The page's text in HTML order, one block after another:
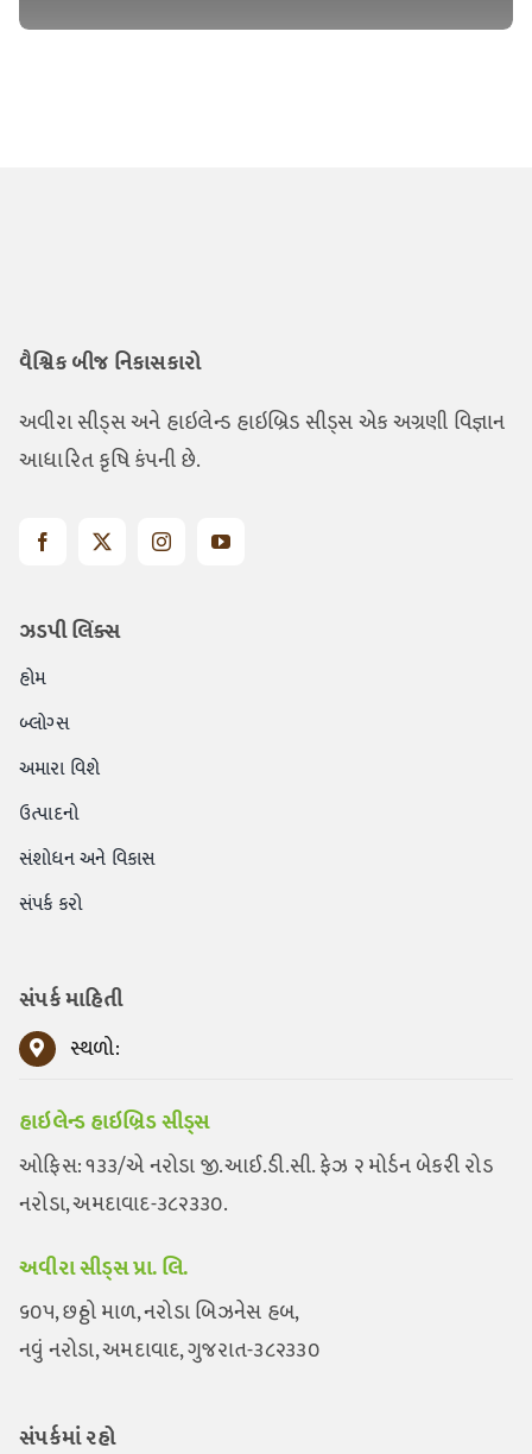
વૈશ્વિક બીજ નિકાસકારો
અવીરા સીડ્સ અને હાઇલેન્ડ હાઇબ્રિડ સીડ્સ એક અગ્રણી વિજ્ઞાન
આધારિત કૃષિ કંપની છે.
ઝડપી લિંક્સ
હોમ
બ્લોગ્સ
અમારા વિશે
ઉત્પાદનો
સંશોધન અને વિકાસ
સંપર્ક કરો
સંપર્ક માહિતી
સ્થળો:
હાઇલેન્ડ હાઇબ્રિડ સીડ્સ
ઓફિસ: ૧૩૩/એ નરોડા જી.આઈ.ડી.સી. ફેઝ ૨ મોર્ડન બેકરી રોડ
નરોડા, અમદાવાદ-૩૮૨૩૩૦.
અવીરા સીડ્સ પ્રા. લિ.
૬૦૫, છઠ્ઠો માળ, નરોડા બિઝનેસ હબ,
નવું નરોડા, અમદાવાદ, ગુજરાત-૩૮૨૩૩૦
સંપર્કમાં રહો